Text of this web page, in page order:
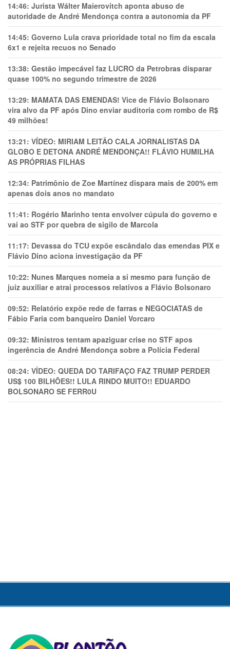
14:46: Jurista Wálter Maierovitch aponta abuso de
autoridade de André Mendonça contra a autonomia da PF
14:45: Governo Lula crava prioridade total no fim da escala
6x1 e rejeita recuos no Senado
13:38: Gestão impecável faz LUCRO da Petrobras disparar
quase 100% no segundo trimestre de 2026
13:29: MAMATA DAS EMENDAS! Vice de Flávio Bolsonaro
vira alvo da PF após Dino enviar auditoria com rombo de R$
49 milhões!
13:21: VÍDEO: MIRIAM LEITÃO CALA JORNALISTAS DA
GLOBO E DETONA ANDRÉ MENDONÇA!! FLÁVIO HUMILHA
AS PRÓPRIAS FILHAS
12:34: Patrimônio de Zoe Martínez dispara mais de 200% em
apenas dois anos no mandato
11:41: Rogério Marinho tenta envolver cúpula do governo e
vai ao STF por quebra de sigilo de Marcola
11:17: Devassa do TCU expõe escândalo das emendas PIX e
Flávio Dino aciona investigação da PF
10:22: Nunes Marques nomeia a si mesmo para função de
juiz auxiliar e atrai processos relativos a Flávio Bolsonaro
09:52: Relatório expõe rede de farras e NEGOCIATAS de
Fábio Faria com banqueiro Daniel Vorcaro
09:32: Ministros tentam apaziguar crise no STF apos
ingerência de André Mendonça sobre a Polícia Federal
08:24: VÍDEO: QUEDA DO TARIFAÇO FAZ TRUMP PERDER
US$ 100 BILHÕES!! LULA RINDO MUITO!! EDUARDO
BOLSONARO SE FERR0U